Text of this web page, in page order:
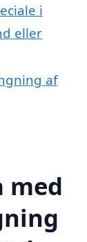
i
eller
af
med